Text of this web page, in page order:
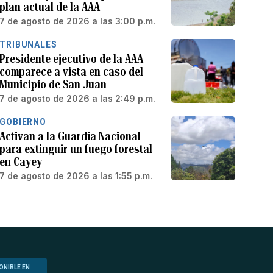
plan actual de la AAA
7 de agosto de 2026 a las 3:00 p.m.
TRIBUNALES
Presidente ejecutivo de la AAA
comparece a vista en caso del
Municipio de San Juan
7 de agosto de 2026 a las 2:49 p.m.
GOBIERNO
Activan a la Guardia Nacional
para extinguir un fuego forestal
en Cayey
7 de agosto de 2026 a las 1:55 p.m.
EN